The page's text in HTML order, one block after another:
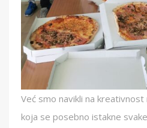
Već smo navikli na
koja se posebno istakne